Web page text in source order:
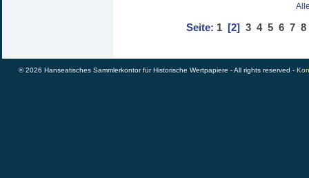
Seite: 1 [2] 3 4 5 6 7 8
© 2026 Hanseatisches Sammlerkontor für Historische Wertpapiere - All rights reserved -